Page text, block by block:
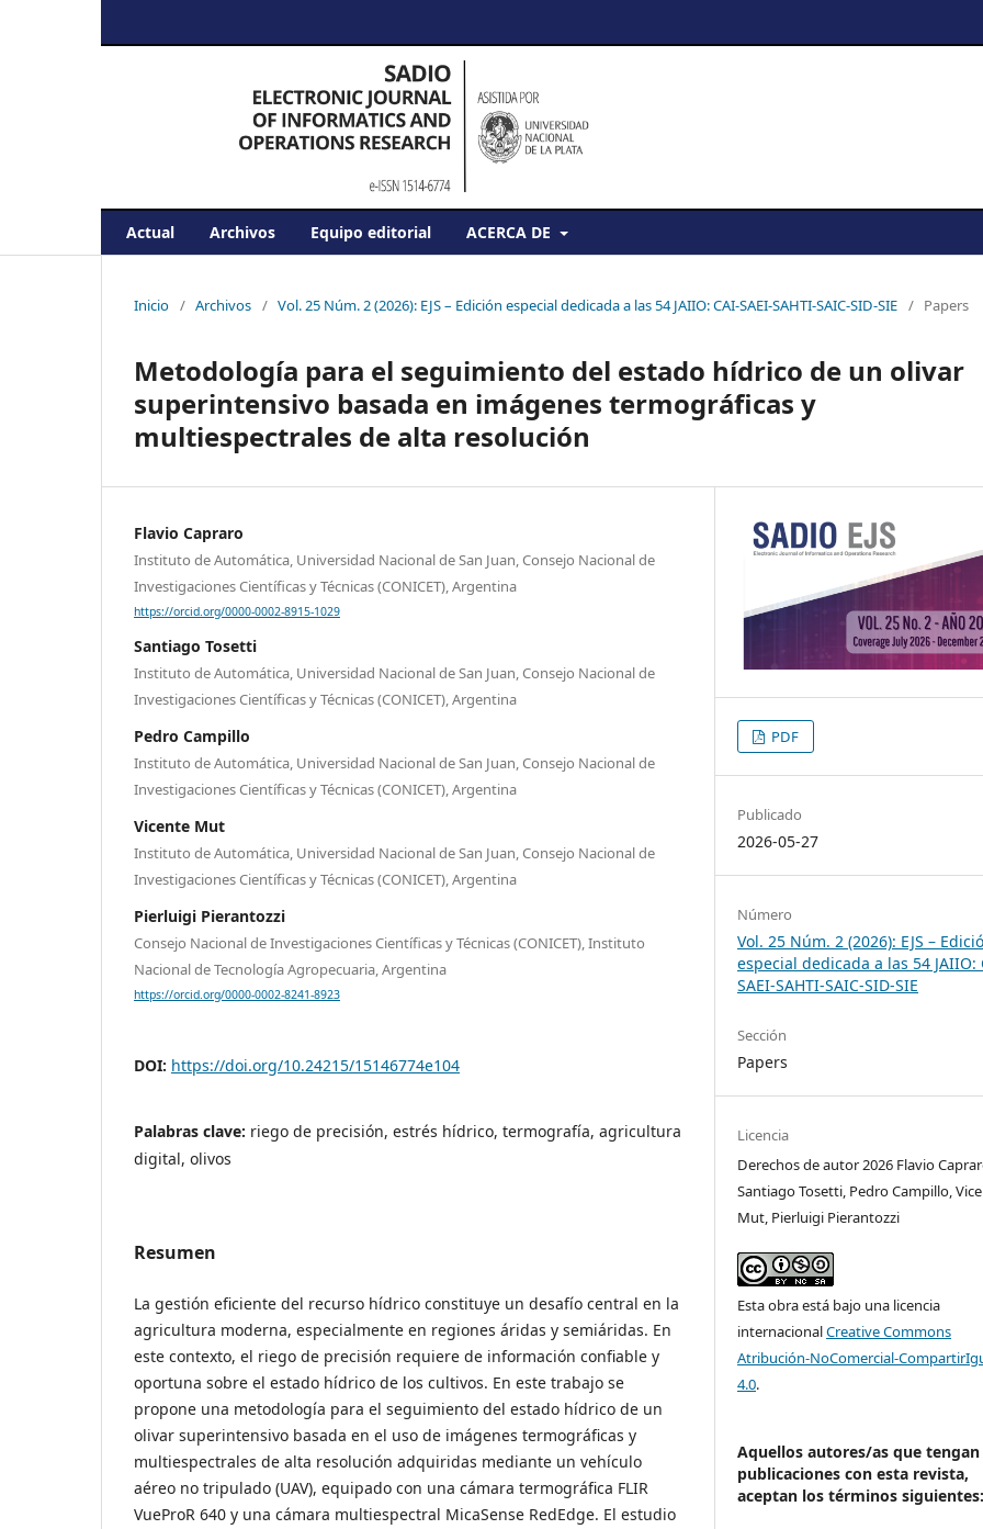
Actual Archivos Equipo editorial ACERCA DE
Inicio / Archivos / Vol. 25 Núm. 2 (2026): EJS – Edición especial dedicada a las 54 JAIIO: CAI-SAEI-SAHTI-SAIC-SID-SIE / Papers
Metodología para el seguimiento del estado hídrico de un olivar
superintensivo basada en imágenes termográficas y
multiespectrales de alta resolución
Flavio Capraro
Instituto de Automática, Universidad Nacional de San Juan, Consejo Nacional de
Investigaciones Científicas y Técnicas (CONICET), Argentina
https://orcid.org/0000-0002-8915-1029
Santiago Tosetti
Instituto de Automática, Universidad Nacional de San Juan, Consejo Nacional de
Investigaciones Científicas y Técnicas (CONICET), Argentina
Pedro Campillo
Instituto de Automática, Universidad Nacional de San Juan, Consejo Nacional de
Investigaciones Científicas y Técnicas (CONICET), Argentina
Vicente Mut
Instituto de Automática, Universidad Nacional de San Juan, Consejo Nacional de
Investigaciones Científicas y Técnicas (CONICET), Argentina
Pierluigi Pierantozzi
Consejo Nacional de Investigaciones Científicas y Técnicas (CONICET), Instituto
Nacional de Tecnología Agropecuaria, Argentina
https://orcid.org/0000-0002-8241-8923
DOI: https://doi.org/10.24215/15146774e104
Palabras clave: riego de precisión, estrés hídrico, termografía, agricultura
digital, olivos
Resumen
La gestión eficiente del recurso hídrico constituye un desafío central en la
agricultura moderna, especialmente en regiones áridas y semiáridas. En
este contexto, el riego de precisión requiere de información confiable y
oportuna sobre el estado hídrico de los cultivos. En este trabajo se
propone una metodología para el seguimiento del estado hídrico de un
olivar superintensivo basada en el uso de imágenes termográficas y
multiespectrales de alta resolución adquiridas mediante un vehículo
aéreo no tripulado (UAV), equipado con una cámara termográfica FLIR
VueProR 640 y una cámara multiespectral MicaSense RedEdge. El estudio
PDF
Publicado
2026-05-27
Número
Vol. 25 Núm. 2 (2026): EJS –
especial dedicada a las 54 JAIIO:
SAEI-SAHTI-SAIC-SID-SIE
Sección
Papers
Licencia
Derechos de autor 2026 Flavio
Santiago Tosetti, Pedro Campillo,
Mut, Pierluigi Pierantozzi
Esta obra está bajo una licencia
internacionalCreative Commons
Atribución-NoComercial-
4.0.
Aquellos autores/as que tengan
publicaciones con esta revista,
aceptan los términos